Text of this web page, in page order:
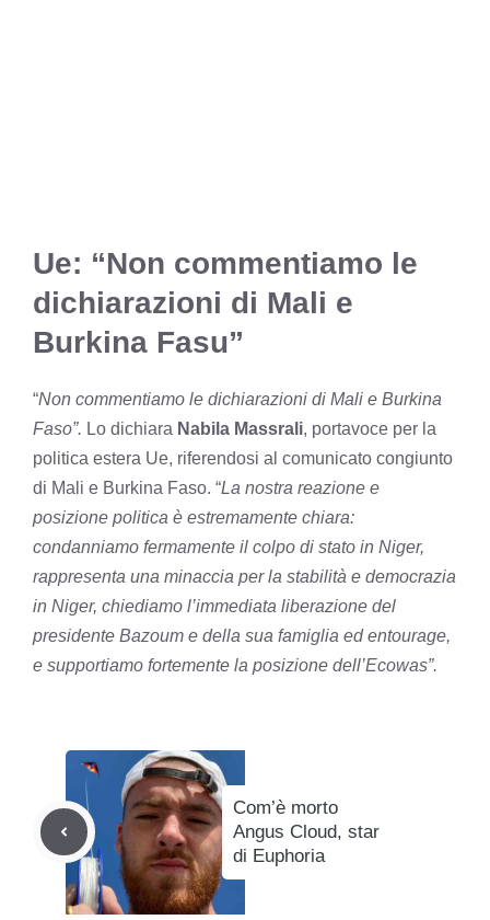
Ue: “Non commentiamo le
dichiarazioni di Mali e
Burkina Fasu”
“Non commentiamo le dichiarazioni di Mali e Burkina
Faso”. Lo dichiara Nabila Massrali, portavoce per la
politica estera Ue, riferendosi al comunicato congiunto
di Mali e Burkina Faso. “La nostra reazione e
posizione politica è estremamente chiara:
condanniamo fermamente il colpo di stato in Niger,
rappresenta una minaccia per la stabilità e democrazia
in Niger, chiediamo l’immediata liberazione del
presidente Bazoum e della sua famiglia ed entourage,
e supportiamo fortemente la posizione dell’Ecowas”.
Com’è morto
Angus Cloud, star
di Euphoria